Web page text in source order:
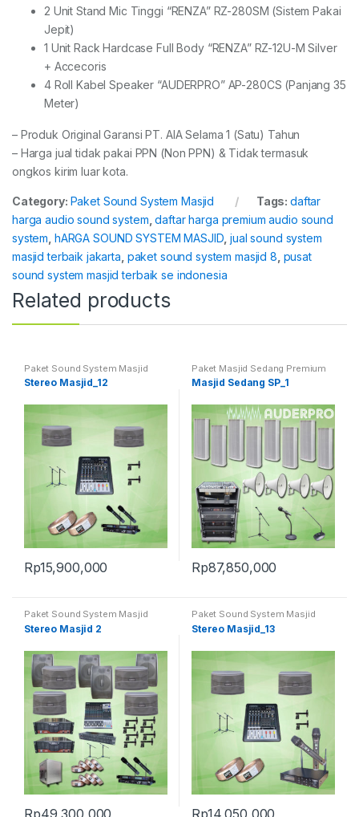
2 Unit Stand Mic Tinggi “RENZA” RZ-280SM (Sistem Pakai
Jepit)
1 Unit Rack Hardcase Full Body “RENZA” RZ-12U-M Silver
+ Accecoris
4 Roll Kabel Speaker “AUDERPRO” AP-280CS (Panjang 35
Meter)
– Produk Original Garansi PT. AIA Selama 1 (Satu) Tahun
– Harga jual tidak pakai PPN (Non PPN) & Tidak termasuk
ongkos kirim luar kota.
Category: Paket Sound System Masjid Tags: daftar
harga audio sound system ,daftar harga premium audio sound
system hARGA SOUND SYSTEM MASJID ,jual sound system
masjid terbaik jakarta paket sound system masjid 8 pusat
sound system masjid terbaik se indonesia
Related products
Paket Sound System Masjid
Stereo Masjid_12
Rp15,900,000
Paket Masjid Sedang Premium
Masjid Sedang SP_1
Rp87,850,000
Paket Sound System Masjid
Stereo Masjid 2
Rp49,300,000
Paket Sound System Masjid
Stereo Masjid_13
Rp14,050,000